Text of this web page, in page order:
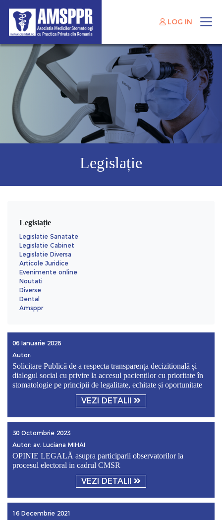
LOG IN
Legislație
Legislație
Legislatie Sanatate
Legislatie Cabinet
Legislatie Diversa
Articole Juridice
Evenimente online
Noutati
Diverse
Dental
Amsppr
06 Ianuarie 2026
Autor:
Solicitare Publică de a respecta transparența decizitională și
dialogul social cu privire la accesul pacienților cu prioritate în
stomatologie pe principii de legalitate, echitate și oportunitate
VEZI DETALII
30 Octombrie 2023
Autor: av. Luciana MIHAI
OPINIE LEGALĂ asupra participarii observatorilor la
procesul electoral in cadrul CMSR
VEZI DETALII
16 Decembrie 2021